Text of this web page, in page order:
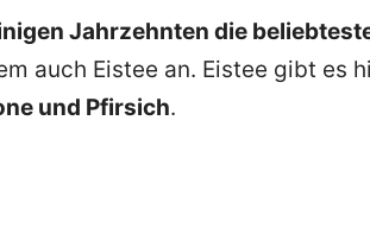
Jahrzehnten die
auch Eistee an. Eistee gibt es
und Pfirsich.